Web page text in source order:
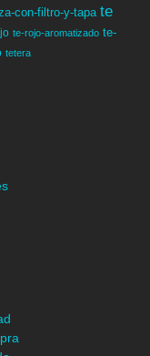
con-filtro-y-tapa te
te-rojo-aromatizado te-
tetera